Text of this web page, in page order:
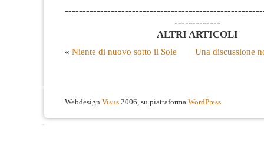
-------------
ALTRI ARTICOLI
« Niente di nuovo sotto il Sole Una discussione
Webdesign Visus 2006, su piattaforma WordPress